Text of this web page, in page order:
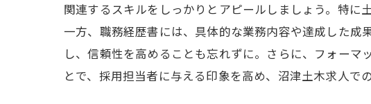
働く
労働
職場
職場
関連するスキルをしっかりとアピールしましょう。特に
一方、職務経歴書には、具体的な業務内容や達成した成
し、信頼性を高めることも忘れずに。さらに、フォー
とで、採用担当者に与える印象を高め、沼津土木求人で